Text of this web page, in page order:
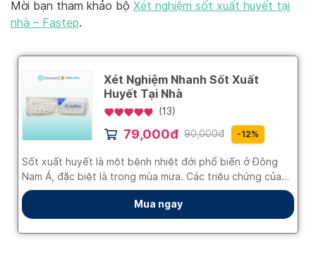
Mời bạn tham khảo bộ Xét nghiệm sốt xuất huyết tại
nhà – Fastep.